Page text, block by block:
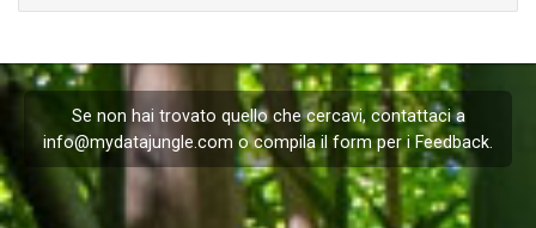
Se non hai trovato quello che cercavi, contattaci a
info@mydatajungle.com o compila il form per iFeedback.